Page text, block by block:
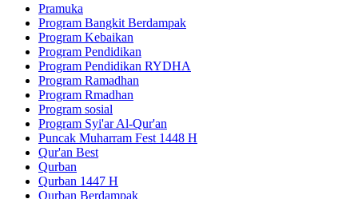
Pramuka
Program Bangkit Berdampak
Program Kebaikan
Program Pendidikan
Program Pendidikan RYDHA
Program Ramadhan
Program Rmadhan
Program sosial
Program Syi'ar Al-Qur'an
Puncak Muharram Fest 1448 H
Qur'an Best
Qurban
Qurban 1447 H
Qurban Berdampak